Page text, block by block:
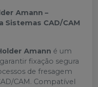
Amann –
Sistemas CAD/CAM
Amann é um
fixação segura
de fresagem
CAM. Compatível